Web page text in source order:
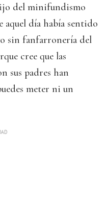
del minifundismo
aquel día había sentido
sin fanfarronería del
cree que las
sus padres han
meter ni un